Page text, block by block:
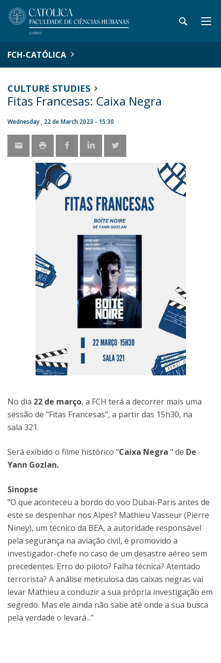
FCH-CATÓLICA
CULTURE STUDIES
Fitas Francesas: Caixa Negra
Wednesday , 22 de March 2023 - 15:30
No dia 22 de março, a FCH terá a decorrer mais uma
sessão de "Fitas Francesas", a partir das 15h30, na
sala 321.
Será exibido o filme histórico "Caixa Negra " de De
Yann Gozlan.
Sinopse
"O que aconteceu a bordo do voo Dubai-Paris antes de
este se despenhar nos Alpes? Mathieu Vasseur (Pierre
Niney), um técnico da BEA, a autoridade responsável
pela segurança na aviação civil, é promovido a
investigador-chefe no caso de um desastre aéreo sem
precedentes. Erro do piloto? Falha técnica? Atentado
terrorista? A análise meticulosa das caixas negras vai
levar Mathieu a conduzir a sua própria investigação em
segredo. Mas ele ainda não sabe até onde a sua busca
pela verdade o levará..."